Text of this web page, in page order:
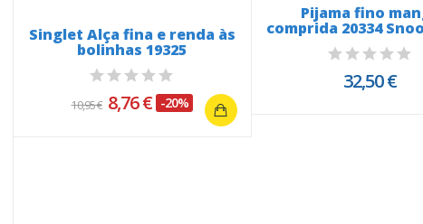
Singlet Alça fina e renda às
bolinhas 19325
10,95 € 8,76 € -20%
Pijama fino
comprida 20334
32,50 €